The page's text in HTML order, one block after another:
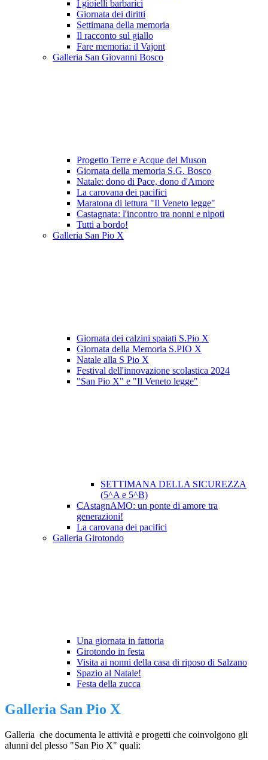
I gioielli barbarici
Giornata dei diritti
Settimana della memoria
Il racconto sul giallo
Fare memoria: il Vajont
Galleria San Giovanni Bosco
Progetto Terre e Acque del Muson
Giornata della memoria S.G. Bosco
Natale: dono di Pace, dono d'Amore
La carovana dei pacifici
Maratona di lettura "Il Veneto legge"
Castagnata: l'incontro tra nonni e nipoti
Tutti a bordo!
Galleria San Pio X
Giornata dei calzini spaiati S.Pio X
Giornata della Memoria S.PIO X
Natale alla S Pio X
Festival dell'innovazione scolastica 2024
"San Pio X" e "Il Veneto legge"
SETTIMANA DELLA SICUREZZA
(5^A e 5^B)
CAstagnAMO: un ponte di amore tra
generazioni!
La carovana dei pacifici
Galleria Girotondo
Una giornata in fattoria
Girotondo in festa
Visita ai nonni della casa di riposo di Salzano
Spazio al Natale!
Festa della zucca
Galleria San Pio X
Galleria che documenta le attività e progetti che coinvolgono gli
alunni del plesso "San Pio X" quali: